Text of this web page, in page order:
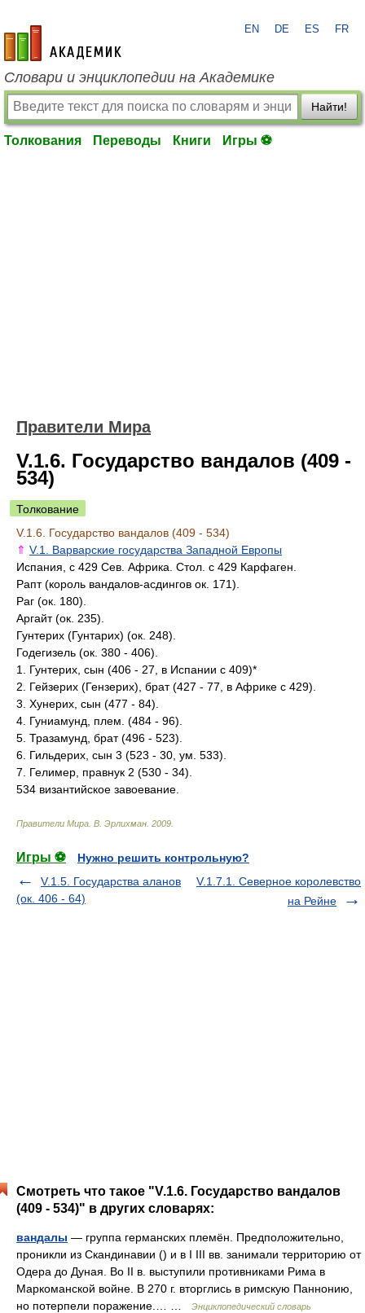
academic.ru
EN DE ES FR
Словари и энциклопедии на Академике
Найти!
Толкования Переводы Книги Игры ⚽
Правители Мира
V.1.6. Государство вандалов (409 -
534)
Толкование
V.1.6. Государство вандалов (409 - 534)
⇑ V.1. Варварские государства Западной Европы
Испания, с 429 Сев. Африка. Стол. с 429 Карфаген.
Рапт (король вандалов-асдингов ок. 171).
Раг (ок. 180).
Аргайт (ок. 235).
Гунтерих (Гунтарих) (ок. 248).
Годегизель (ок. 380 - 406).
1. Гунтерих, сын (406 - 27, в Испании с 409)*
2. Гейзерих (Гензерих), брат (427 - 77, в Африке с 429).
3. Хунерих, сын (477 - 84).
4. Гуниамунд, плем. (484 - 96).
5. Тразамунд, брат (496 - 523).
6. Гильдерих, сын 3 (523 - 30, ум. 533).
7. Гелимер, правнук 2 (530 - 34).
534 византийское завоевание.
Правители Мира В. Эрлихман 2009
Игры ⚽
Нужно решить контрольную?
V.1.5. Государства аланов
(ок. 406 - 64)
V.1.7.1. Северное королевство
на Рейне
Смотреть что такое "V.1.6. Государство вандалов
(409 - 534)" в других словарях:
вандалы — группа германских племён. Предположительно,
проникли из Скандинавии () и в I III вв. занимали территорию от
Одера до Дуная. Во II в. выступили противниками Рима в
Маркоманской войне. В 270 г. вторглись в римскую Паннонию,
но потерпели поражение.… …
Энциклопедический словарь